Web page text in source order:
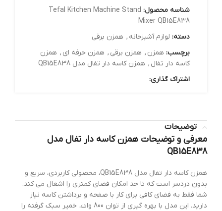
شناسه محصول: Tefal Kitchen Machine Stand
Mixer QB15E838
دسته: لوازم آشپزخانه , همزن برقی
برچسب: همزن , همزن برقی , همزن حرفه ای , همزن
کاسه دار تفال , همزن کاسه دار تفال مدل QB15E838
اشتراک گذاری:
توضیحات
معرفی و توضیحات همزن کاسه دار تفال مدل
QB15E838
همزن کاسه دار تفال مدل QB15E838، محصولی کاربردی، سریع و
بدون دردسر است که تا حد امکان فضای کمتری را اشغال می کند.
شما فقط به فضای کافی برای کار با صفحه و برداشتن کاسه نیاز
دارید. این مدل با بهره گیری از توان 800 وات، خمیر سبک گرفته را